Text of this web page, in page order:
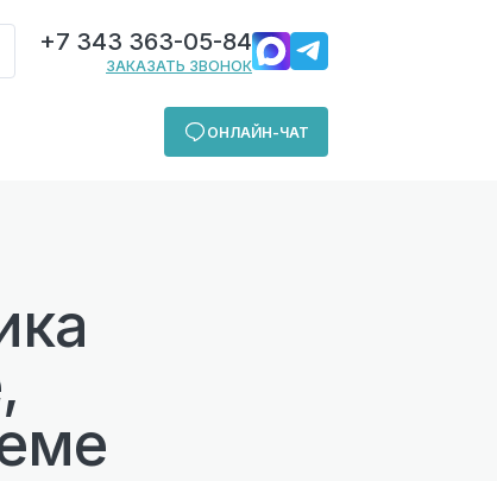
+7 343 363-05-84
ЗАКАЗАТЬ ЗВОНОК
ОНЛАЙН-ЧАТ